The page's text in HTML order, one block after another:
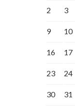
2 3
9 10
16 17
23 24
30 31